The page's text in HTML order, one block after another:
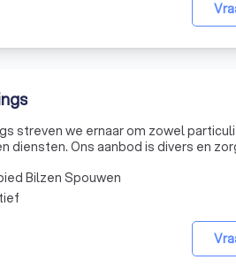
streven we ernaar om zowel
diensten. Ons aanbod is divers en
Bilzen Spouwen